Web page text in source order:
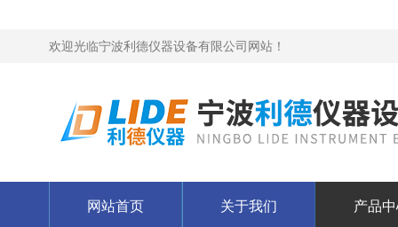
欢迎光临宁波利德仪器设备有限公司网站！
网站首页 关于我们 产品